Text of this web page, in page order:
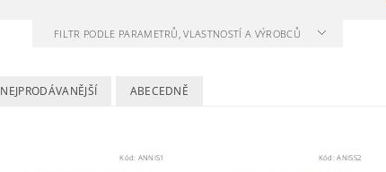
FILTR PODLE PARAMETRŮ, VLASTNOSTÍ A VÝROBCŮ
NEJPRODÁVANĚJŠÍ ABECEDNĚ
Kód: ANNIS1 Kód:ANISS2